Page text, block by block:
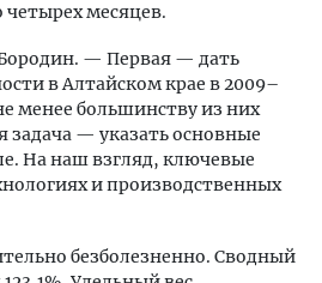
месяцев.
— Первая — дать
в Алтайском крае в 2009–
менее большинству из них
задача — указать основные
На наш взгляд, ключевые
и производственных
безболезненно. Сводный